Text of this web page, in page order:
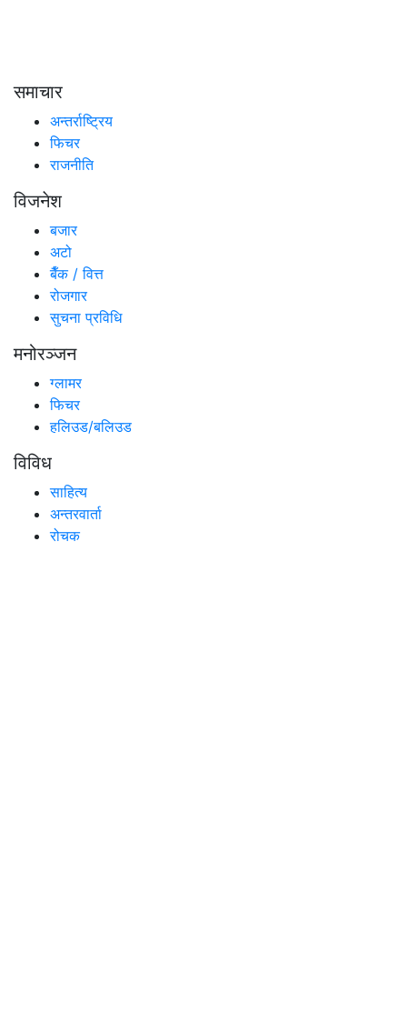
समाचार
अन्तर्राष्ट्रिय
फिचर
राजनीति
विजनेश
बजार
अटो
बैँक / वित्त
रोजगार
सुचना प्रविधि
मनोरञ्जन
ग्लामर
फिचर
हलिउड/बलिउड
विविध
साहित्य
अन्तरवार्ता
रोचक